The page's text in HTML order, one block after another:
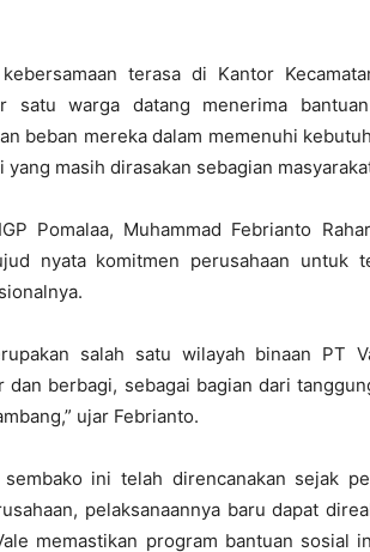
terasa di Kantor
satu warga datang menerima
beban mereka dalam memenuhi
masih dirasakan sebagian
Pomalaa, Muhammad Febrianto
nyata komitmen perusahaan untuk
salah satu wilayah binaan PT
berbagi, sebagai bagian dari
ujar Febrianto.
ini telah direncanakan sejak
pelaksanaannya baru dapat
memastikan program bantuan sosial